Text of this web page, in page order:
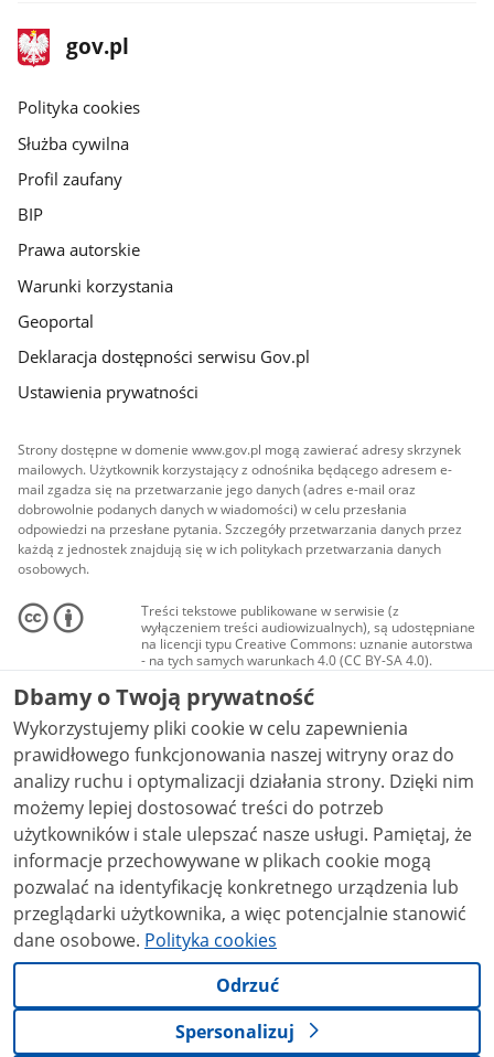
stopka
gov.pl
Strona
gov.pl
gov.pl
Polityka cookies
Służba cywilna
Profil zaufany
BIP
Prawa autorskie
Warunki korzystania
Geoportal
Deklaracja dostępności serwisu Gov.pl
Ustawienia prywatności
Strony dostępne w domenie www.gov.pl mogą zawierać adresy skrzynek
mailowych. Użytkownik korzystający z odnośnika będącego adresem e-
mail zgadza się na przetwarzanie jego danych (adres e-mail oraz
dobrowolnie podanych danych w wiadomości) w celu przesłania
odpowiedzi na przesłane pytania. Szczegóły przetwarzania danych przez
każdą z jednostek znajdują się w ich politykach przetwarzania danych
osobowych.
Treści tekstowe publikowane w serwisie (z
wyłączeniem treści audiowizualnych), są udostępniane
na licencji typu Creative Commons: uznanie autorstwa
- na tych samych warunkach 4.0 (CC BY-SA 4.0).
Materiały audiowizualne, w tym zdjęcia, materiały
audio i wideo, są udostępniane na licencji typu
Creative Commons: uznanie autorstwa użycie
niekomercyjne - bez utworów zależnych 4.0 (CC BY-
NC-ND 4.0), o ile nie jest to stwierdzone inaczej.
Dbamy o Twoją prywatność
Wykorzystujemy pliki cookie w celu zapewnienia
prawidłowego funkcjonowania naszej witryny oraz do
analizy ruchu i optymalizacji działania strony. Dzięki nim
możemy lepiej dostosować treści do potrzeb
użytkowników i stale ulepszać nasze usługi. Pamiętaj, że
informacje przechowywane w plikach cookie mogą
pozwalać na identyfikację konkretnego urządzenia lub
przeglądarki użytkownika, a więc potencjalnie stanowić
dane osobowe. Polityka cookies
Odrzuć
Spersonalizuj